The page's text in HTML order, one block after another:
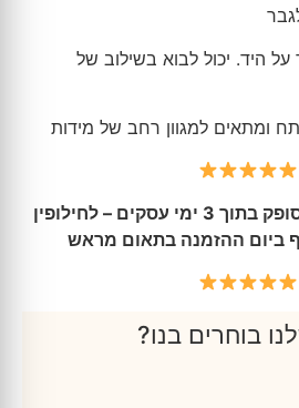
היד. יכול לבוא בשילוב של
ומתאים למגוון רחב של מידות
דגם זה זמין במלאי ויסופק בתוך 3 ימי עסקים – לחילופין
ביום ההזמנה בתאום מראש
בוחרים בנו?